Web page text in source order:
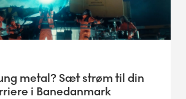
metal? Sæt strøm til din
i Banedanmark